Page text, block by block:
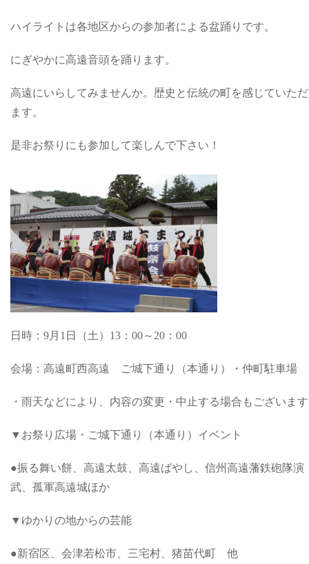
ハイライトは各地区からの参加者による盆踊りです。
にぎやかに高遠音頭を踊ります。
高遠にいらしてみませんか。歴史と伝統の町を感じていた
ます。
是非お祭りにも参加して楽しんで下さい！
日時：9月1日（土）13：00～20：00
会場：高遠町西高遠 ご城下通り（本通り）・仲町駐車場
・雨天などにより、内容の変更・中止する場合もございま
▼お祭り広場・ご城下通り（本通り）イベント
●振る舞い餅、高遠太鼓、高遠ばやし、信州高遠藩鉄砲隊演
武、孤軍高遠城ほか
▼ゆかりの地からの芸能
●新宿区、会津若松市、三宅村、猪苗代町 他